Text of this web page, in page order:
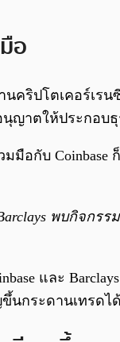
อ
คริปโตเคอร์เรน
นุญาตให้ประกอบ
วมมือกับ
พบกิจก
และ
ขึ้นกระดานเทรด